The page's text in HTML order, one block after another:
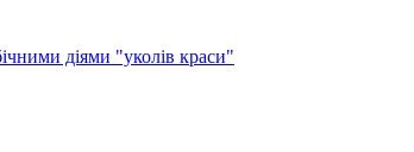
діями "уколів краси"